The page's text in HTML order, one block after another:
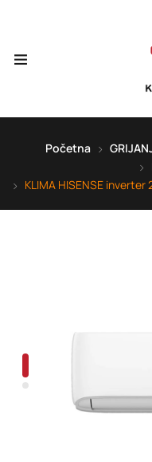
Početna
KLIMA HISENSE inverter